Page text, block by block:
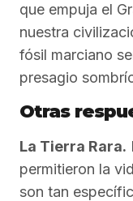
que empuja el
nuestra
fósil marciano
presagio
Otras
La Tierra Rara.
permitieron la
son tan